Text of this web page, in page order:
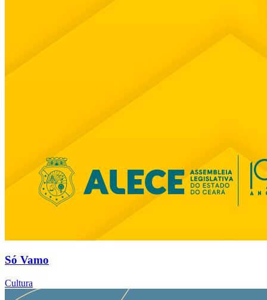
Só Vamo
Cultura